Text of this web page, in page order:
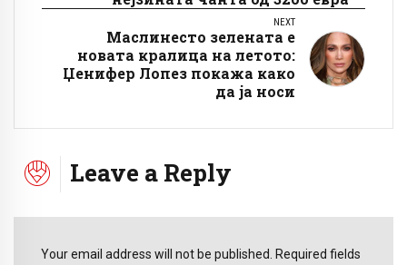
NEXT
Маслинесто зелената е
новата кралица на летото:
Џенифер Лопез покажа како
да ја носи
Leave a Reply
Your email address will not be published. Required fields